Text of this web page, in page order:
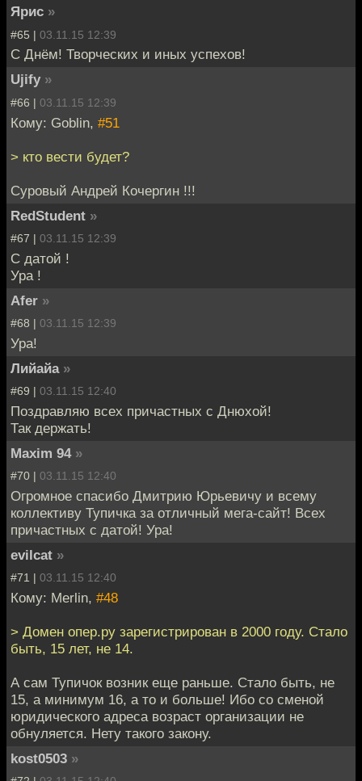
Ярис »
#65 | 03.11.15 12:39
С Днём! Творческих и иных успехов!
Ujify »
#66 | 03.11.15 12:39
Кому: Goblin, #51
> кто вести будет?
Суровый Андрей Кочергин !!!
RedStudent »
#67 | 03.11.15 12:39
С датой !
Ура !
Afer »
#68 | 03.11.15 12:39
Ура!
Лийайа »
#69 | 03.11.15 12:40
Поздравляю всех причастных с Днюхой!
Так держать!
Maxim 94 »
#70 | 03.11.15 12:40
Огромное спасибо Дмитрию Юрьевичу и всему
коллективу Тупичка за отличный мега-сайт! Всех
причастных с датой! Ура!
evilcat »
#71 | 03.11.15 12:40
Кому: Merlin, #48
> Домен опер.ру зарегистрирован в 2000 году. Стало
быть, 15 лет, не 14.
А сам Тупичок возник еще раньше. Стало быть, не
15, а минимум 16, а то и больше! Ибо со сменой
юридического адреса возраст организации не
обнуляется. Нету такого закону.
kost0503 »